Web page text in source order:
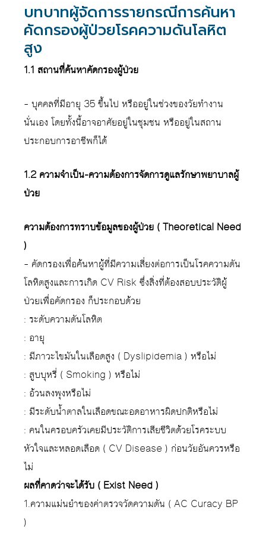
บทบาทผู้จัดการรายกรณีการค้นหา
คัดกรองผู้ป่วยโรคความดันโลหิต
สูง
1.1 สถานที่ค้นหาคัดกรองผู้ป่วย
– บุคคลที่มีอายุ 35 ขึ้นไป หรืออยู่ในช่วงของวัยทำงาน
นั่นเอง โดยทั้งนี้อาจอาศัยอยู่ในชุมชน หรืออยู่ในสถาน
ประกอบการอาชีพก็ได้
1.2 ความจำเป็น-ความต้องการจัดการดูแลรักษาพยาบาลผู้
ป่วย
ความต้องการทราบข้อมูลของผู้ป่วย ( Theoretical Need
)
– คัดกรองเพื่อค้นหาผู้ที่มีความเสี่ยงต่อการเป็นโรคความดัน
โลหิตสูงและการเกิด CV Risk ซึ่งสิ่งที่ต้องสอบประวัติผู้
ป่วยเพื่อคัดกรอง ก็ประกอบด้วย
: ระดับความดันโลหิต
: อายุ
: มีภาวะไขมันในเลือดสูง ( Dyslipidemia ) หรือไม่
: สูบบุหรี่ ( Smoking ) หรือไม่
: อ้วนลงพุงหรือไม่
: มีระดับน้ำตาลในเลือดขณะอดอาหารผิดปกติหรือไม่
: คนในครอบครัวเคยมีประวัติการเสียชีวิตด้วยโรคระบบ
หัวใจและหลอดเลือด ( CV Disease ) ก่อนวัยอันควรหรือ
ไม่
ผลที่คาดว่าจะได้รับ ( Exist Need )
1.ความแม่นยำของค่าตรวจวัดความดัน ( AC Curacy BP
)